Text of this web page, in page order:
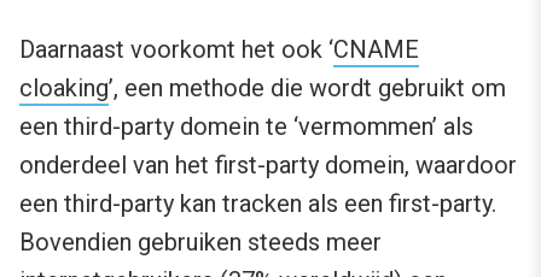
Daarnaast voorkomt het ook ‘CNAME
cloaking’, een methode die wordt gebruikt om
een third-party domein te ‘vermommen’ als
onderdeel van het first-party domein, waardoor
een third-party kan tracken als een first-party.
Bovendien gebruiken steeds meer